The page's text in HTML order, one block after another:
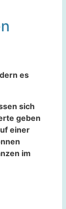
es
sich
geben
einer
im